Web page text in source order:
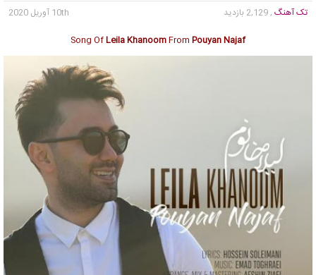
تک آهنگ , 2,129 بازدید
10th آوریل 2020
Song OfLeila KhanoomFrom Pouyan Najaf